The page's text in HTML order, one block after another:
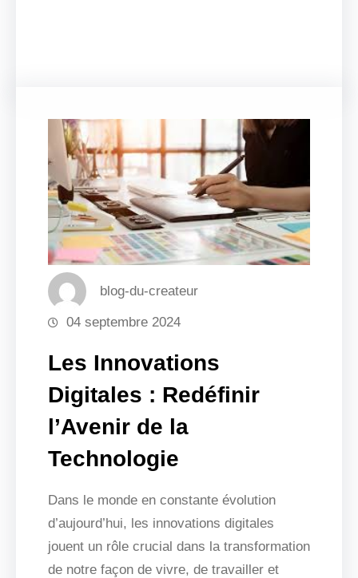
blog-du-createur
04 septembre 2024
Les Innovations
Digitales : Redéfinir
l’Avenir de la
Technologie
Dans le monde en constante évolution
d’aujourd’hui, les innovations digitales
jouent un rôle crucial dans la transformation
de notre façon de vivre, de travailler et